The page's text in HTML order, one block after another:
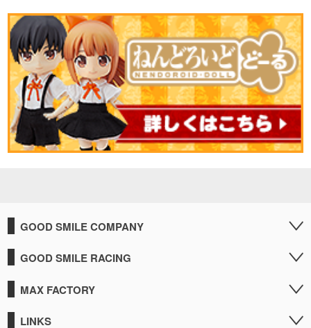
GOOD SMILE COMPANY
GOOD SMILE RACING
MAX FACTORY
LINKS